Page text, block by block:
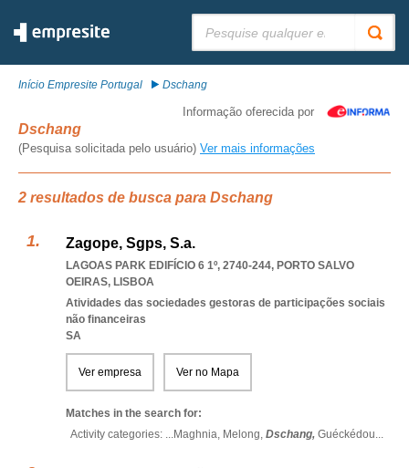
Início Empresite Portugal Dschang
Informação oferecida por
Dschang
(Pesquisa solicitada pelo usuário) Ver mais informações
2 resultados de busca para Dschang
Zagope, Sgps, S.a.
LAGOAS PARK EDIFÍCIO 6 1º, 2740-244, PORTO SALVO
OEIRAS, LISBOA
Atividades das sociedades gestoras de participações sociais
não financeiras
SA
Ver empresa Ver no Mapa
Matches in the search for:
Activity categories: ...Maghnia, Melong, Dschang, Guéckédou...